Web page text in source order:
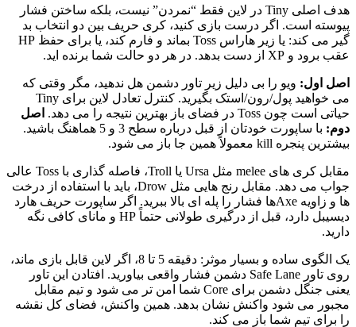
هدف اصلی Tiny در لاین فقط “نمردن” نیست، بلکه ساختن فشار
پیوسته است. اگر درست بازی کنید، کری حریف بین دو انتخاب بد
گیر می کند: یا زیر هاراس Toss بماند و فارم کند، یا برای حفظ HP
عقب برود و XP از دست بدهد. در هر دو حالت شما برنده اید.
اصل اول: ویو را بی دلیل زیر تاور دشمن هل ندهید، مگر وقتی که
می خواهید پول/رون/استک بگیرید. کنترل تعادل لاین برای Tiny
حیاتی است چون Toss در فضای باز بهترین نتیجه را می دهد.
اصل
دوم:
با ساپورت خودتان از قبل درباره سطح 3 و 5 هماهنگ باشید.
بیشترین پنجره kill معمولاً همین جا باز می شود.
مقابل کری های melee مثل Ursa یا Troll، فاصله گذاری با Toss عالی
جواب می دهد. مقابل رنج هایی مثل Drow، باید با استفاده از درخت
ها و زاویه Axeها فشار را پله ای بالا ببرید. اگر ساپورت حریف هارد
دیسیبل دارد، قبل از درگیری طولانی حتماً HP و مانای کافی نگه
دارید.
یک الگوی ساده و بسیار موثر: دقیقه 5 تا 8، اگر لاین قابل بازی ماند،
روی تاور Safe Lane دشمن فشار واقعی بیاورید. افتادن این تاور
یعنی جنگل دشمن برای Core شما امن تر می شود و تیم مقابل
مجبور می شود واکنش نشان بدهد. همین واکنش، فضای کل نقشه
را برای تیم شما باز می کند.